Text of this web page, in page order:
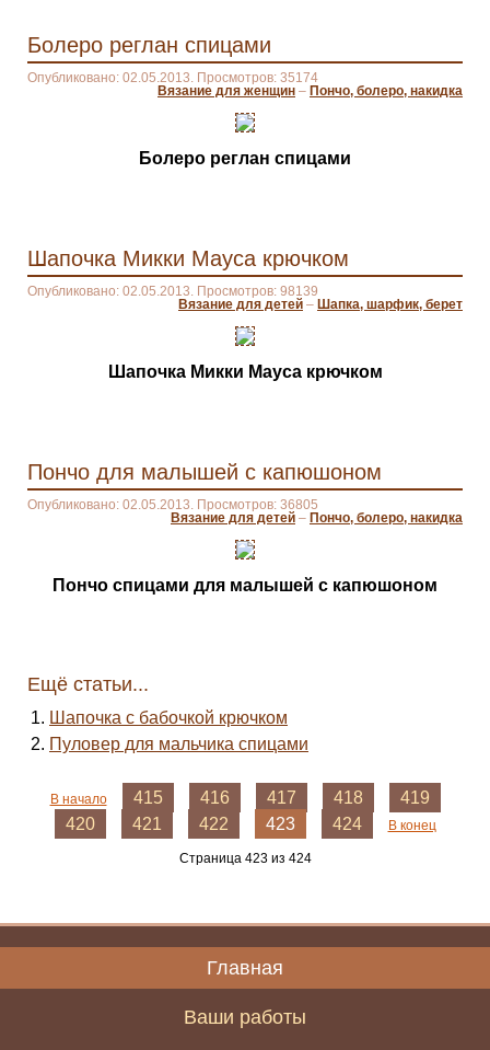
Болеро реглан спицами
Опубликовано: 02.05.2013. Просмотров: 35174
Вязание для женщин – Пончо, болеро, накидка
Болеро реглан спицами
Шапочка Микки Мауса крючком
Опубликовано: 02.05.2013. Просмотров: 98139
Вязание для детей – Шапка, шарфик, берет
Шапочка Микки Мауса крючком
Пончо для малышей с капюшоном
Опубликовано: 02.05.2013. Просмотров: 36805
Вязание для детей – Пончо, болеро, накидка
Пончо спицами для малышей с капюшоном
Ещё статьи...
Шапочка с бабочкой крючком
Пуловер для мальчика спицами
В начало 415 416 417 418
419
420
421 422 423 424 В конец
Страница 423 из 424
Главная
Ваши работы